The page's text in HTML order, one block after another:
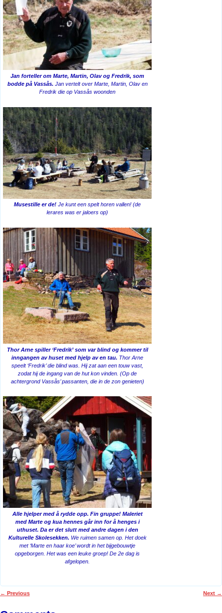
Jan forteller om Marte, Martin, Olav og Fredrik, som
bodde på Vassås. Jan vertelt over Marte, Martin, Olav en
Fredrik die op Vassås woonden
Musestille er de! Je kunt een spelt horen vallen! (de
lerares was er jaloers op)
Thor Arne spiller ‘Fredrik’ som var blind og kommer til
inngangen av huset med hjelp av en tau. Thor Arne
speelt ‘Fredrik’ die blind was. Hij zat aan een touw vast,
zodat hij de ingang van de hut kon vinden. (Op de
achtergrond Vassås’ passanten, die in de zon genieten)
Alle hjelper med å rydde opp. Fin gruppe! Maleriet
med Marte og kua hennes går inn for å henges i
uthuset. Da er det slutt med andre dagen i den
Kulturelle Skolesekken. We ruimen samen op. Het doek
met ‘Marte en haar koe’ wordt in het bijgebouwtje
opgeborgen. Het was een leuke groep! De 2e dag is
afgelopen.
← Previous Next →